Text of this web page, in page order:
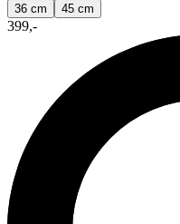
36 cm 45 cm
399,-